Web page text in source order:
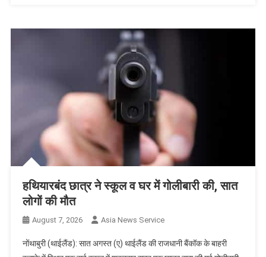
हथियारबंद छात्र ने स्कूल व घर में गोलीबारी की, सात
लोगों की मौत
August 7, 2026 Asia News Service
नोंथाबुरी (थाईलैंड): सात अगस्त (ए) थाईलैंड की राजधानी बैंकॉक के बाहरी